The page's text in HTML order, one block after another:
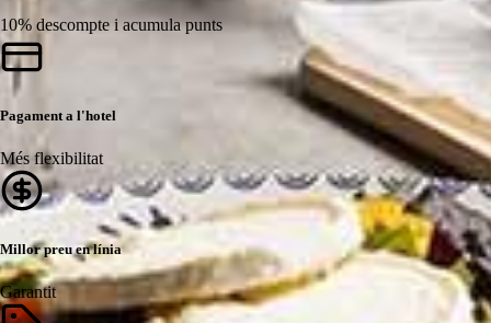
10% descompte i acumula punts
Pagament a l'hotel
Més flexibilitat
Millor preu en línia
Garantit